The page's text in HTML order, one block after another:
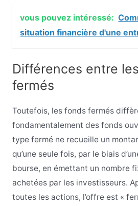
vous pouvez intéressé:
situation financière d'une
Différences entre
fermés
Toutefois, les fonds fermés
fondamentalement des fonds
type fermé ne recueille un
qu’une seule fois, par le biais
bourse, en émettant un nombre
achetées par les investisseurs.
toutes les actions, l’offre est «